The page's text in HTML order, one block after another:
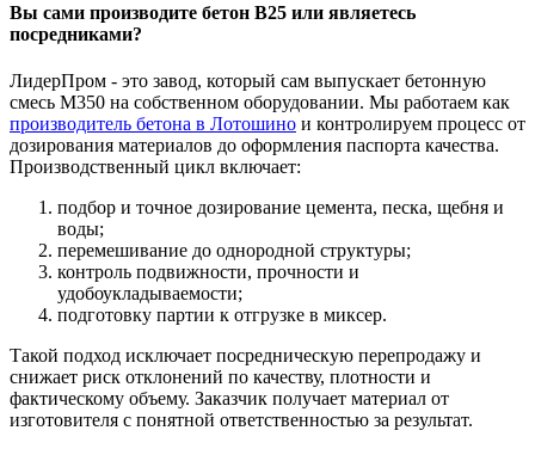
Вы сами производите бетон В25 или являетесь
посредниками?
ЛидерПром - это завод, который сам выпускает бетонную
смесь М350 на собственном оборудовании. Мы работаем как
производитель бетона в Лотошино и контролируем процесс от
дозирования материалов до оформления паспорта качества.
Производственный цикл включает:
подбор и точное дозирование цемента, песка, щебня и
воды;
перемешивание до однородной структуры;
контроль подвижности, прочности и
удобоукладываемости;
подготовку партии к отгрузке в миксер.
Такой подход исключает посредническую перепродажу и
снижает риск отклонений по качеству, плотности и
фактическому объему. Заказчик получает материал от
изготовителя с понятной ответственностью за результат.